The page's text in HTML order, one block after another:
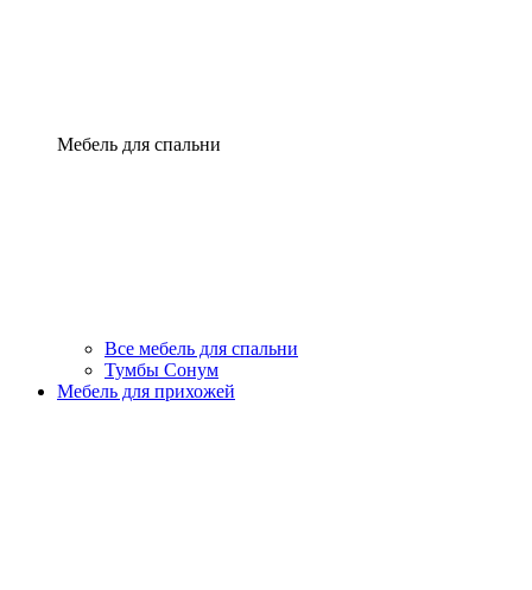
Мебель для спальни
Все мебель для спальни
Тумбы Сонум
Мебель для прихожей